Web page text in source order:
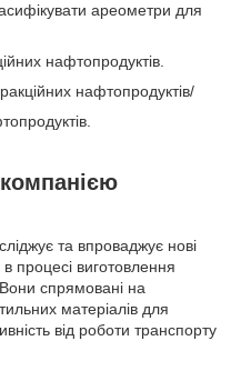
ареометри для
нафтопродуктів.
нафтопродуктів/
та впроваджує нові
в процесі виготовлення
спрямовані на
матеріалів для
від роботи транспорту